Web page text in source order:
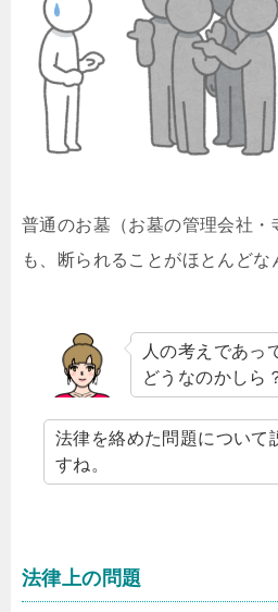
普通のお墓（お墓の管理会社・
も、断られることがほとんどな
人の考えであっ
どうなのかしら
法律を絡めた問題について
すね。
法律上の問題